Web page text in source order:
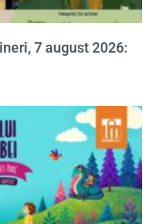
7 august 2026: